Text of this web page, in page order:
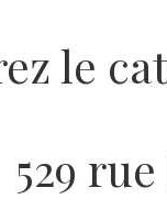
le
529